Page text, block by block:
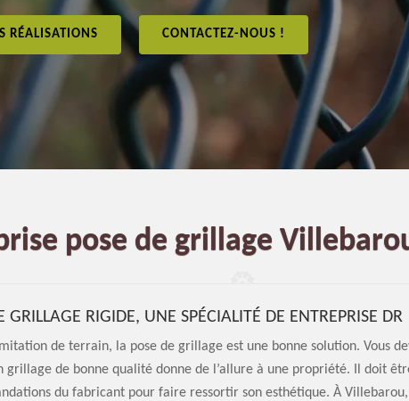
RÉALISATIONS CONTACTEZ-NOUS !
pose de grillage
GRILLAGE RIGIDE, UNE SPÉCIALITÉ DE ENTREPRISE DR
de terrain, la pose de grillage est une bonne solution. Vous
grillage de bonne qualité donne de l’allure à une propriété. Il doit
du fabricant pour faire ressortir son esthétique. À Villebarou,